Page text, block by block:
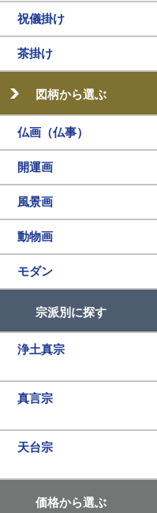
祝儀掛け
茶掛け
図柄から選ぶ
仏画（仏事）
開運画
風景画
動物画
モダン
宗派別に探す
浄土真宗
真言宗
天台宗
価格から選ぶ